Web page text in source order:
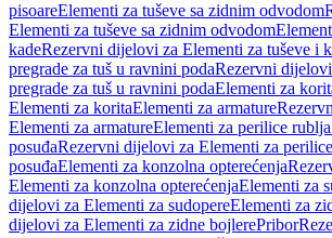
pisoareElementi za tuševe sa zidnim odvodom
Elementi za tuševe sa zidnim odvodom
kadeRezervni dijelovi za Elementi za tuševe i
pregrade za tuš u ravnini podaRezervni
pregrade za tuš u ravnini podaElementi za
Elementi za koritaElementi za armature
Elementi za armatureElementi za perilice
posuđaRezervni dijelovi za Elementi za
posuđaElementi za konzolna opterećenja
Elementi za konzolna opterećenjaElementi za
dijelovi za Elementi za sudopereElementi za
dijelovi za Elementi za zidne bojlerePribor